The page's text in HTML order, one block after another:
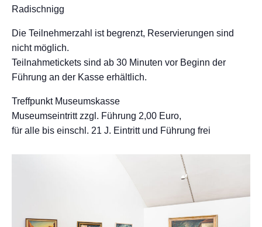
Radischnigg
Die Teilnehmerzahl ist begrenzt, Reservierungen sind
nicht möglich.
Teilnahmetickets sind ab 30 Minuten vor Beginn der
Führung an der Kasse erhältlich.
Treffpunkt Museumskasse
Museumseintritt zzgl. Führung 2,00 Euro,
für alle bis einschl. 21 J. Eintritt und Führung frei